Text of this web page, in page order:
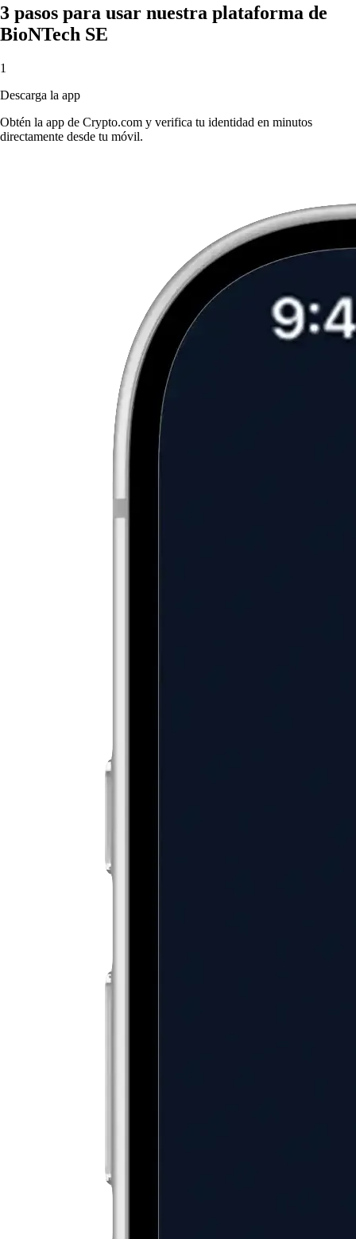
3 pasos para usar nuestra plataforma de
BioNTech SE
1
Descarga la app
Obtén la app de Crypto.com y verifica tu identidad en minutos
directamente desde tu móvil.